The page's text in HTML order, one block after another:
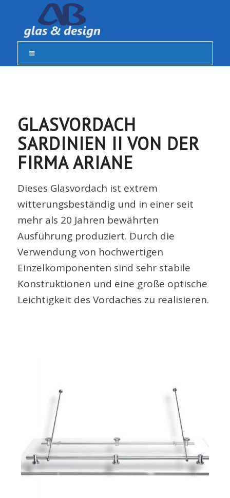
GLASVORDACH
SARDINIEN II VON DER
FIRMA ARIANE
Dieses Glasvordach ist extrem
witterungsbeständig und in einer seit
mehr als 20 Jahren bewährten
Ausführung produziert. Durch die
Verwendung von hochwertigen
Einzelkomponenten sind sehr stabile
Konstruktionen und eine große optische
Leichtigkeit des Vordaches zu realisieren.